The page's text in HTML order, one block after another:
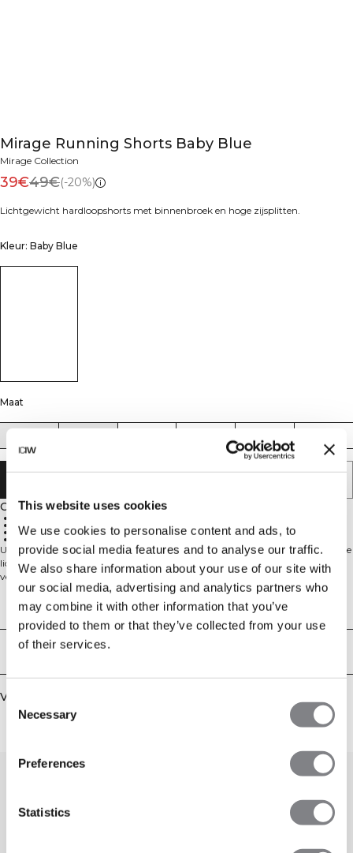
This website uses cookies
We use cookies to personalise content and ads, to
provide social media features and to analyse our traffic.
We also share information about your use of our site with
our social media, advertising and analytics partners who
may combine it with other information that you’ve
provided to them or that they’ve collected from your use
of their services.
Consent
Selection
Necessary
Preferences
Statistics
Mirage Running Shorts Baby Blue
Mirage Collection
39€49€(-20%)
Lichtgewicht hardloopshorts met binnenbroek en hoge zijsplitten.
Kleur: Baby Blue
Maat
Omschrijving
Lichtgewicht stof
Binnenbroek
Ultralichte hardloopshorts, ontworpen voor snelheid en bewegingsvrijheid. De
lichtgewicht, geweven short biedt vierwegstretch en uitstekend ademend
vermogen. Een middelhoge taille met elastiek aan de binnenkant en een plat
intern trekkoord zorgen voor een veilige, persoonlijke pasvorm, en een klein
zakje aan de binnenkant van de tailleband houdt je sleutel veilig. Hoge
overlappende zijsplitten maximaliseren je bewegingsbereik en een reflecterend
ICIW-logo op de pijp zorgt voor zichtbaarheid bij weinig licht.
Binnenbeenlengte ca. 7,5 cm in maat S. Gewicht ca. 120 g in maat S. Ideaal
Technische aspecten
Bezorging en retouren
Vergelijkbare producten